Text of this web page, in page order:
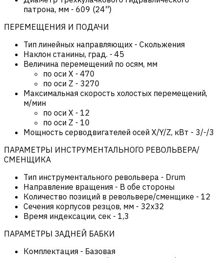
патрона, мм - 609 (24'')
ПЕРЕМЕЩЕНИЯ И ПОДАЧИ
Тип линейных направляющих - Скольжения
Наклон станины, град. - 45
Величина перемещений по осям, мм
по оси Х - 470
по оси Z - 3270
Максимальная скорость холостых перемещений,
м/мин
по оси Х - 12
по оси Z - 10
Мощность серводвигателей осей X/Y/Z, кВт - 3/-/3
ПАРАМЕТРЫ ИНСТРУМЕНТАЛЬНОГО РЕВОЛЬВЕРА/
СМЕНЩИКА
Тип инструментального револьвера - Drum
Направление вращения - В обе стороны
Количество позиций в револьвере/сменщике - 12
Сечения корпусов резцов, мм - 32х32
Время индексации, сек - 1,3
ПАРАМЕТРЫ ЗАДНЕЙ БАБКИ
Комплектация - Базовая